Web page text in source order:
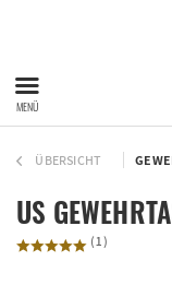
MENÜ
ÜBERSICHT
US
(1)